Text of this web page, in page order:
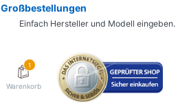
Großbestellungen
Einfach Hersteller und Modell eingeben.
1
Warenkorb